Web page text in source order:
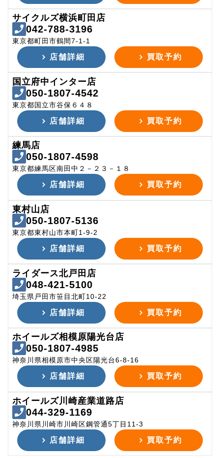
サイクルズ横浜町田店
042-788-3196
東京都町田市鶴間7-1-1
店舗詳細 買取予約
国立府中インター店
050-1807-4542
東京都国立市谷保６４８
店舗詳細 買取予約
練馬店
050-1807-4598
東京都練馬区南田中２－２３－１８
店舗詳細 買取予約
東村山店
050-1807-5136
東京都東村山市本町1-9-2
店舗詳細 買取予約
ライダース北戸田店
048-421-5100
埼玉県戸田市笹目北町10-22
店舗詳細 買取予約
ホイールズ相模原陽光台店
050-1807-4985
神奈川県相模原市中央区陽光台6-8-16
店舗詳細 買取予約
ホイールズ川崎産業道路店
044-329-1169
神奈川県川崎市川崎区鋼管通5丁目11-3
店舗詳細 買取予約